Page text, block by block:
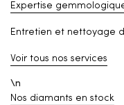
Expertise
Entretien et nettoyage
Voir tous nos services
\n
Nos diamants en stock